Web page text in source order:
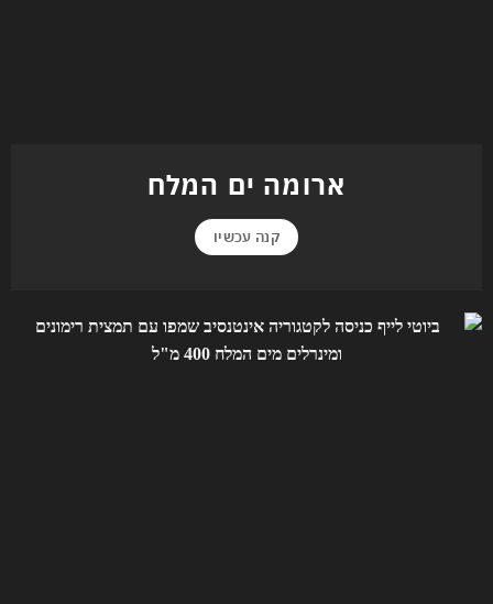
ארומה ים המלח
קנה עכשיו